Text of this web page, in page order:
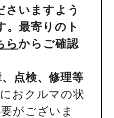
さいますよう
。最寄りのト
ら からご確認
点検、修理等
おクルマの状
がございま